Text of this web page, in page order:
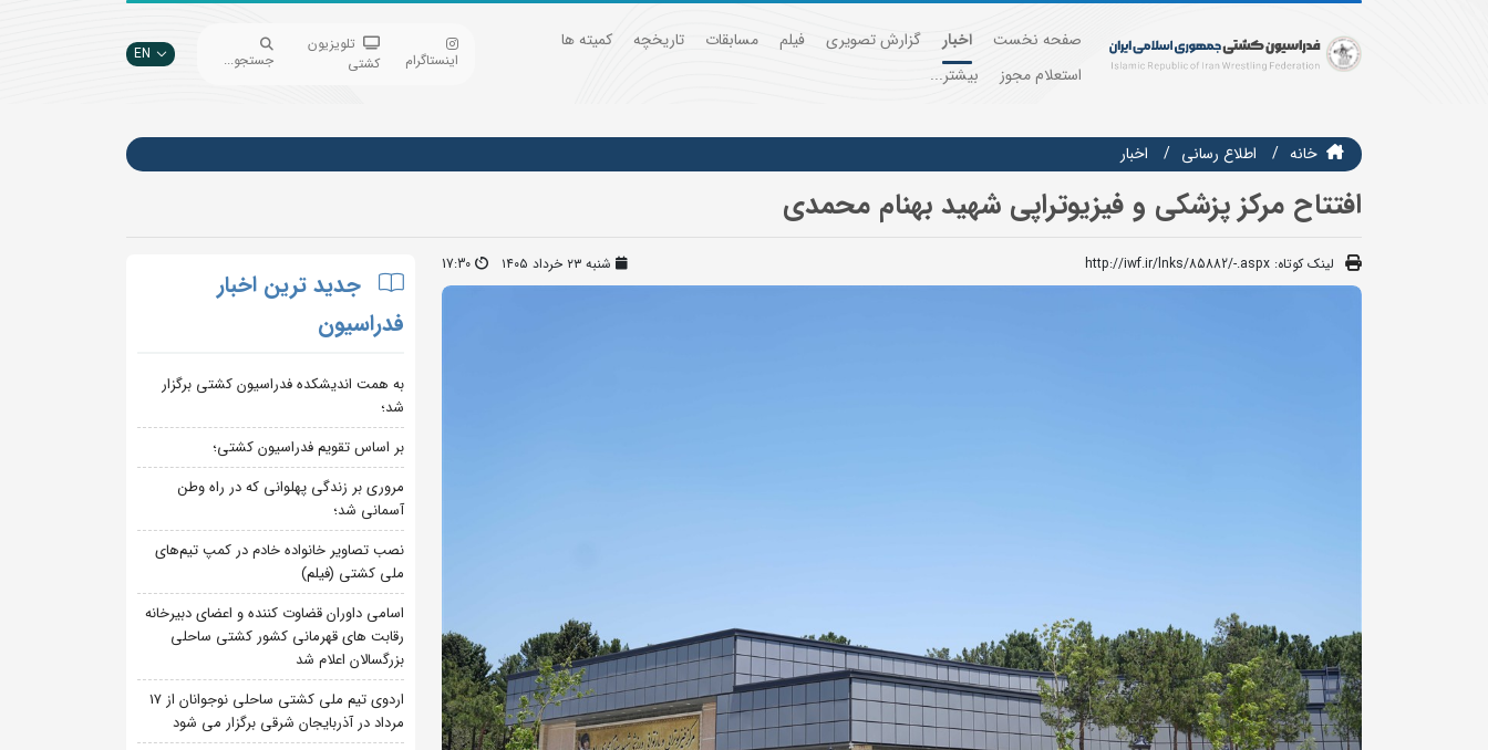
صفحه نخست اخبار گزارش تصویری فیلم مسابقات تاریخچه
کمیته ها
استعلام مجوز
بیشتر...
اینستاگرام
تلویزیون
کشتی
جستجو... EN
خانه اطلاع رسانی اخبار
افتتاح مرکز پزشکی و فیزیوتراپی شهید بهنام محمدی
لینک کوتاه: http://iwf.ir/lnks/85882/-.aspx شنبه ۲۳ خرداد ۱۴۰۵ 17:30
جدید ترین اخبار
فدراسیون
به همت اندیشکده فدراسیون کشتی برگزار
شد؛
بر اساس تقویم فدراسیون کشتی؛
مروری بر زندگی پهلوانی که در راه وطن
آسمانی شد؛
نصب تصاویر خانواده خادم در کمپ تیم‌های
ملی کشتی (فیلم)
اسامی داوران قضاوت کننده و اعضای دبیرخانه
رقابت های قهرمانی کشور کشتی ساحلی
بزرگسالان اعلام شد
اردوی تیم ملی کشتی ساحلی نوجوانان از 17
مرداد در آذربایجان شرقی برگزار می شود